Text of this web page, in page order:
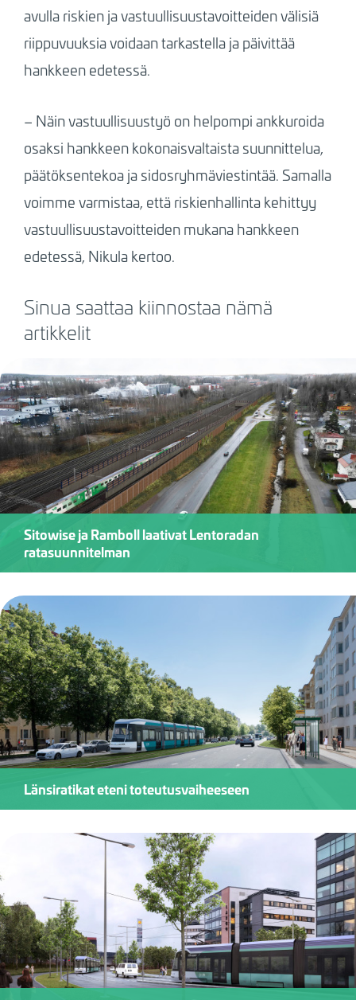
avulla riskien ja vastuullisuustavoitteiden välisiä
riippuvuuksia voidaan tarkastella ja päivittää
hankkeen edetessä.
– Näin vastuullisuustyö on helpompi ankkuroida
osaksi hankkeen kokonaisvaltaista suunnittelua,
päätöksentekoa ja sidosryhmäviestintää. Samalla
voimme varmistaa, että riskienhallinta kehittyy
vastuullisuustavoitteiden mukana hankkeen
edetessä, Nikula kertoo.
Sinua saattaa kiinnostaa nämä
artikkelit
Sitowise ja Ramboll laativat Lentoradan
ratasuunnitelman
Länsiratikat eteni toteutusvaiheeseen